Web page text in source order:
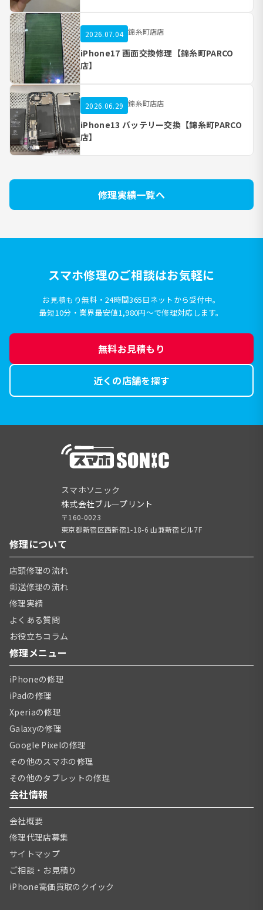
2026.07.04 錦糸町店店
iPhone17 画面交換修理【錦糸町PARCO
店】
2026.06.29 錦糸町店店
iPhone13 バッテリー交換【錦糸町PARCO
店】
修理実績一覧へ
スマホ修理のご相談はお気軽に
お見積もり無料・24時間365日ネットから受付中。
最短10分・業界最安値1,980円〜で修理対応します。
無料お見積もり
近くの店舗を探す
スマホソニック
株式会社ブループリント
〒160-0023
東京都新宿区西新宿1-18-6 山兼新宿ビル7F
修理について
店頭修理の流れ
郵送修理の流れ
修理実績
よくある質問
お役立ちコラム
修理メニュー
iPhoneの修理
iPadの修理
Xperiaの修理
Galaxyの修理
Google Pixelの修理
その他のスマホの修理
その他のタブレットの修理
会社情報
会社概要
修理代理店募集
サイトマップ
ご相談・お見積り
iPhone高価買取のクイック